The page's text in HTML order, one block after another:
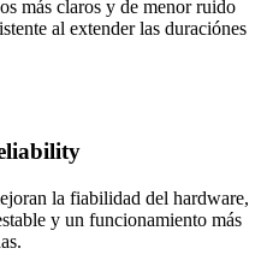
más claros y de menor ruido
al extender las duraciónes
la fiabilidad del hardware,
y un funcionamiento más